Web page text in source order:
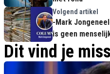
Volgend artikel
-Mark
is geen
Dit vind je